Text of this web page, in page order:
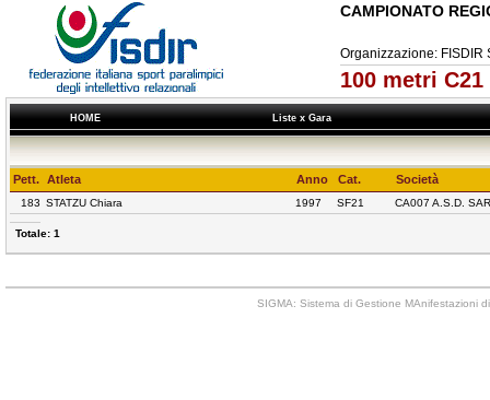
CAMPIONATO
Organizzazione: FISDIR
100 metri C21
HOME Liste x Gara
Pett. Atleta Anno Cat. Società
183 STATZU Chiara 1997 SF21 CA007 A.S.D.
Totale: 1
SIGMA: Sistema di Gestione MAnifestazioni